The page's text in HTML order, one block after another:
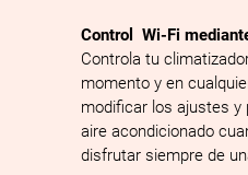
Control Wi-Fi
Controla tu
momento y en
modificar los ajustes y
aire acondicionado
disfrutar siempre de